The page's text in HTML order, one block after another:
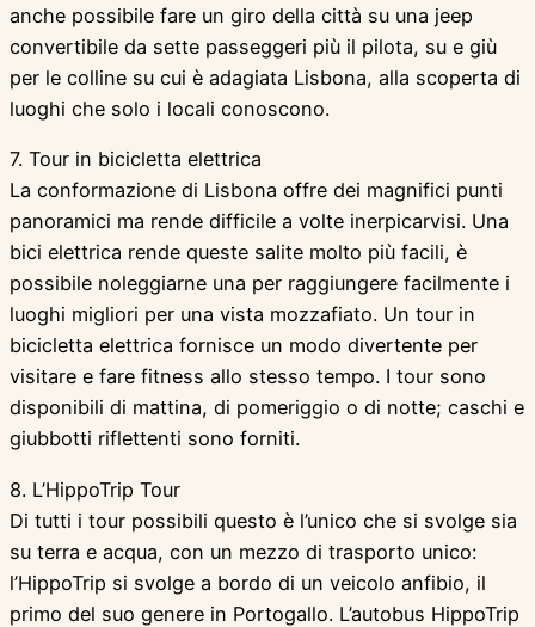
anche possibile fare un giro della città su una jeep
convertibile da sette passeggeri più il pilota, su e giù
per le colline su cui è adagiata Lisbona, alla scoperta di
luoghi che solo i locali conoscono.
7. Tour in bicicletta elettrica
La conformazione di Lisbona offre dei magnifici punti
panoramici ma rende difficile a volte inerpicarvisi. Una
bici elettrica rende queste salite molto più facili, è
possibile noleggiarne una per raggiungere facilmente i
luoghi migliori per una vista mozzafiato. Un tour in
bicicletta elettrica fornisce un modo divertente per
visitare e fare fitness allo stesso tempo. I tour sono
disponibili di mattina, di pomeriggio o di notte; caschi e
giubbotti riflettenti sono forniti.
8. L’HippoTrip Tour
Di tutti i tour possibili questo è l’unico che si svolge sia
su terra e acqua, con un mezzo di trasporto unico:
l’HippoTrip si svolge a bordo di un veicolo anfibio, il
primo del suo genere in Portogallo. L’autobus HippoTrip